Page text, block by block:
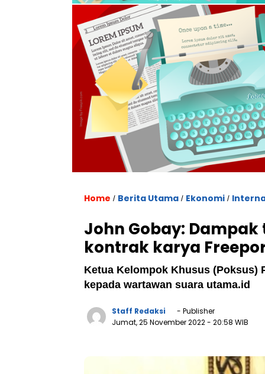
Home / Berita Utama / Ekonomi /
John Gobay:
kontrak karya
Ketua Kelompok Khusus (Poksus)
kepada wartawan suara utama.id
Staff Redaksi
- Publisher
Jumat, 25 November 2022- 20:58 WIB